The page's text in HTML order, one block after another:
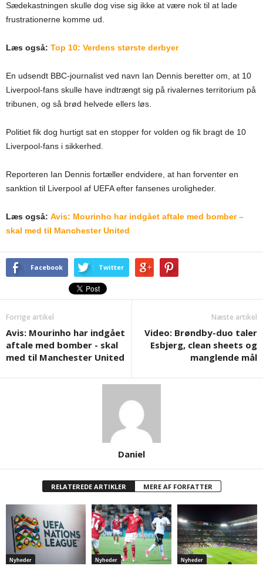
Sædekastningen skulle dog vise sig ikke at være nok til at lade
frustrationerne komme ud.
Læs også: Top 10: Verdens største derbyer
En udsendt BBC-journalist ved navn Ian Dennis beretter om, at 10
Liverpool-fans skulle have indtrængt sig på rivalernes territorium på
tribunen, og så brød helvede ellers løs.
Politiet fik dog hurtigt sat en stopper for volden og fik bragt de 10
Liverpool-fans i sikkerhed.
Reporteren Ian Dennis fortæller endvidere, at han forventer en
sanktion til Liverpool af UEFA efter fansenes uroligheder.
Læs også: Avis: Mourinho har indgået aftale med bomber –
skal med til Manchester United
Facebook Twitter
Forrige artikel
Avis: Mourinho har indgået
aftale med bomber - skal
med til Manchester United
Næste artikel
Video: Brøndby-duo taler
Esbjerg, clean sheets og
manglende mål
Daniel
RELATEREDE ARTIKLER MERE AF FORFATTER
Nyheder Nyheder Nyheder